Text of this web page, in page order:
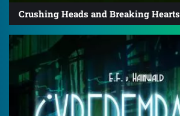
Crushing Heads and Breaking Hearts